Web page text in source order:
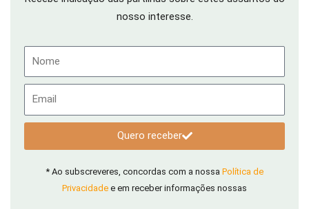
nosso interesse.
Quero receber
* Ao subscreveres, concordas com a nossa Política de
Privacidade e em receber informações nossas